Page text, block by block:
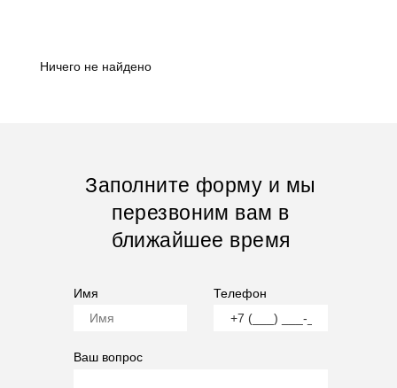
Ничего не найдено
Заполните форму и мы
перезвоним вам в
ближайшее время
Имя Телефон
Ваш вопрос